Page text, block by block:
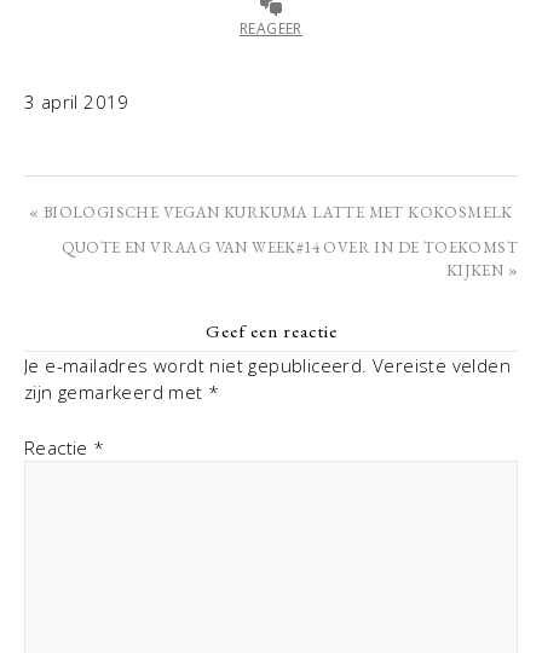
REAGEER
3 april 2019
« BIOLOGISCHE VEGAN KURKUMA LATTE MET KOKOSMELK
QUOTE EN VRAAG VAN WEEK#14 OVER IN DE TOEKOMST
KIJKEN »
Geef een reactie
Je e-mailadres wordt niet gepubliceerd. Vereiste velden
zijn gemarkeerd met *
Reactie *